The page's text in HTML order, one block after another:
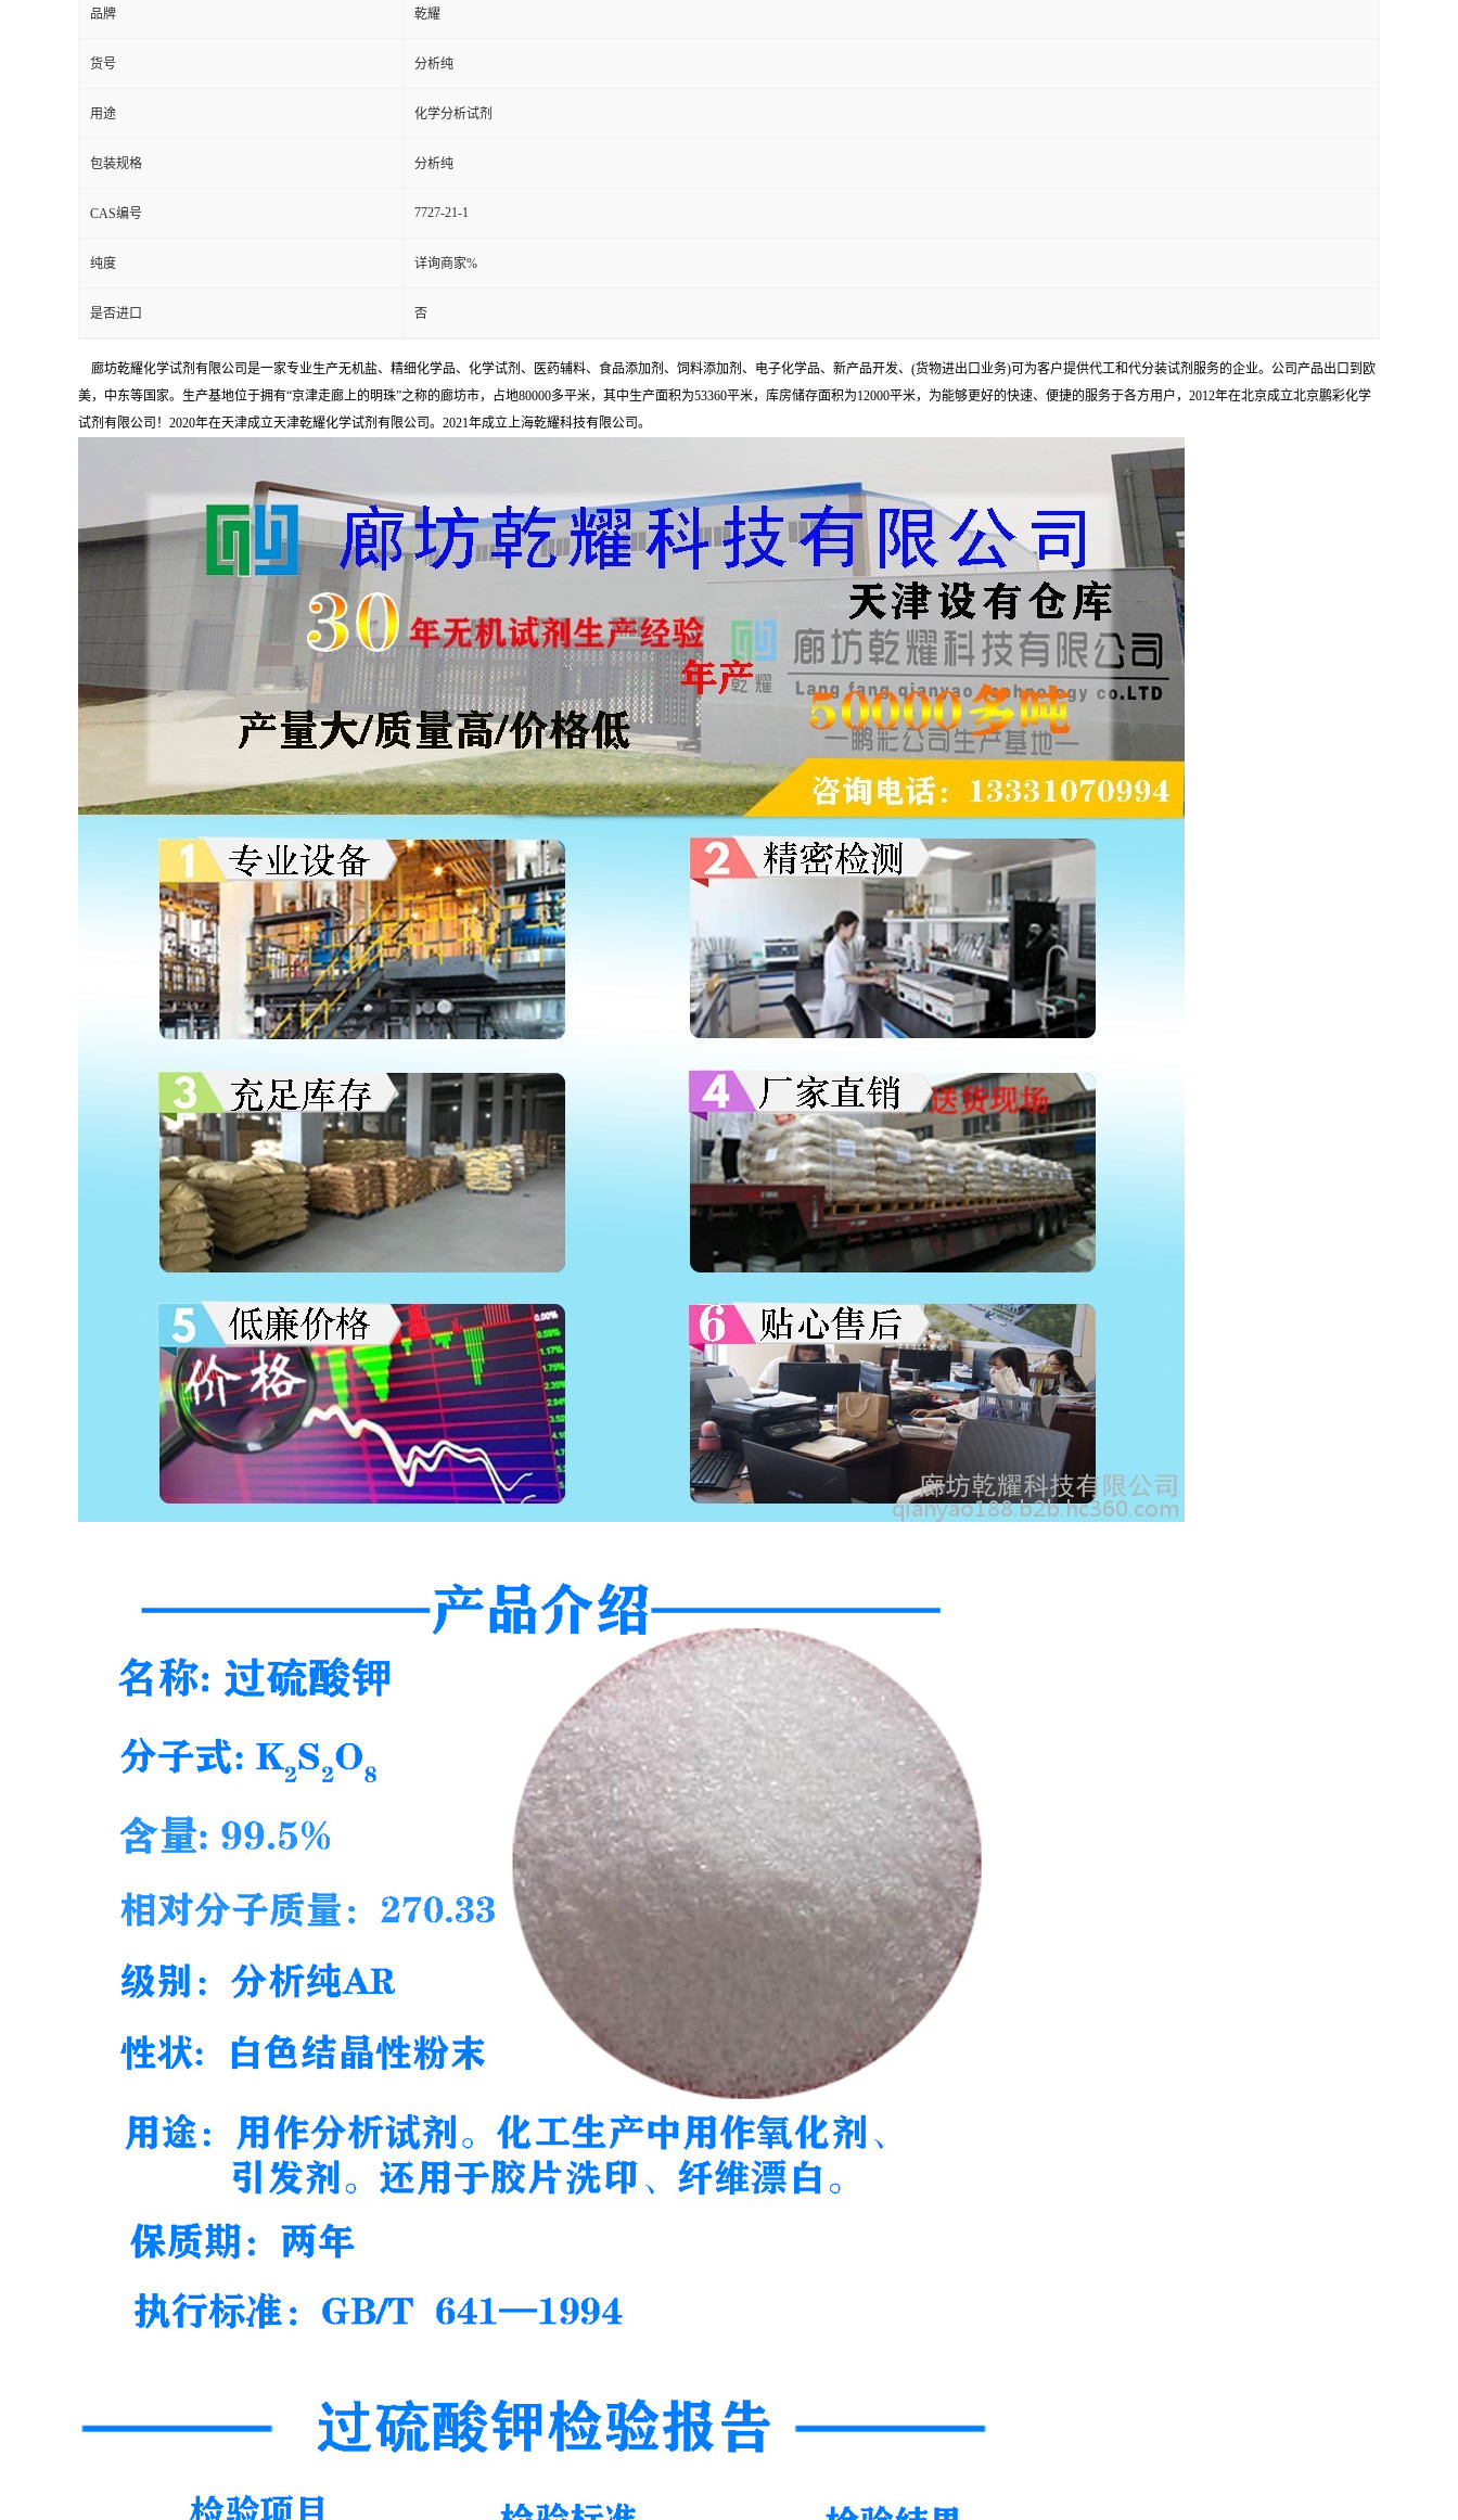
品牌 乾耀
货号 分析纯
用途 化学分析试剂
包装规格 分析纯
CAS编号 7727-21-1
纯度 详询商家%
是否进口 否
廊坊乾耀化学试剂有限公司是一家专业生产无机盐、精细化学品、化学试剂、医药辅料、食品添加剂、饲料添加剂、电子化学品、新产品开发、(货物进出口业务)可为客户提供代工和代分装试剂服务的企业。公司产品出口到欧
美，中东等国家。生产基地位于拥有“京津走廊上的明珠”之称的廊坊市，占地80000多平米，其中生产面积为53360平米，库房储存面积为12000平米，为能够更好的快速、便捷的服务于各方用户，2012年在北京成立北京鹏彩化学
试剂有限公司！2020年在天津成立天津乾耀化学试剂有限公司。2021年成立上海乾耀科技有限公司。